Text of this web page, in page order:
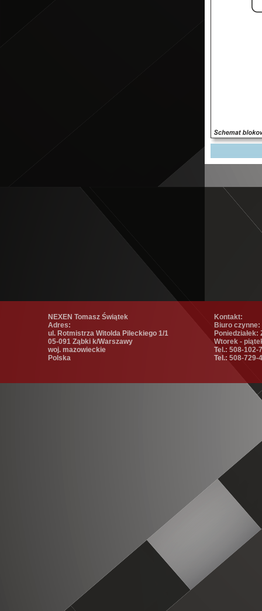
NEXEN Tomasz Świątek
Adres:
ul. Rotmistrza Witolda Pileckiego 1/1
05-091 Ząbki k/Warszawy
woj. mazowieckie
Polska
Kontakt:
Biuro czynne:
Poniedziałek:
Wtorek -
Tel.: 508-102-
Tel.: 508-729-